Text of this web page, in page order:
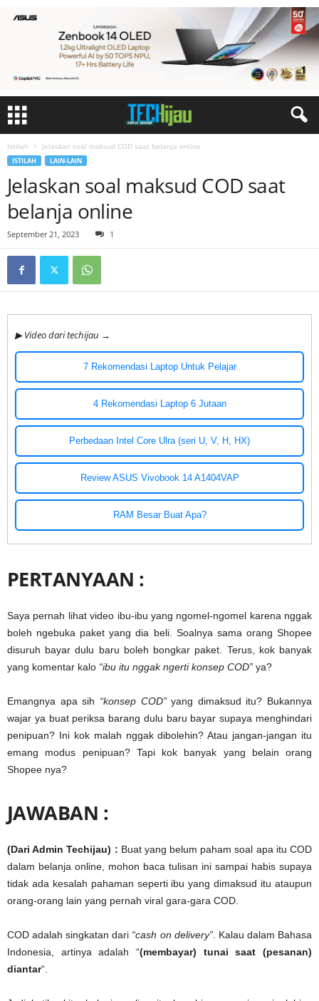
Istilah Jelaskan soal maksud COD saat belanja online
ISTILAH LAIN-LAIN
Jelaskan soal maksud COD saat
belanja online
September 21, 2023 1
▶ Video dari techijau →
7 Rekomendasi Laptop Untuk Pelajar
4 Rekomendasi Laptop 6 Jutaan
Perbedaan Intel Core Ulra (seri U, V, H, HX)
Review ASUS Vivobook 14 A1404VAP
RAM Besar Buat Apa?
PERTANYAAN :
Saya pernah lihat video ibu-ibu yang ngomel-ngomel karena nggak
boleh ngebuka paket yang dia beli. Soalnya sama orang Shopee
disuruh bayar dulu baru boleh bongkar paket. Terus, kok banyak
yang komentar kalo “ibu itu nggak ngerti konsep COD” ya?
Emangnya apa sih “konsep COD”yang dimaksud itu? Bukannya
wajar ya buat periksa barang dulu baru bayar supaya menghindari
penipuan? Ini kok malah nggak dibolehin? Atau jangan-jangan itu
emang modus penipuan? Tapi kok banyak yang belain orang
Shopee nya?
JAWABAN :
(Dari Admin Techijau) : Buat yang belum paham soal apa itu COD
dalam belanja online, mohon baca tulisan ini sampai habis supaya
tidak ada kesalah pahaman seperti ibu yang dimaksud itu ataupun
orang-orang lain yang pernah viral gara-gara COD.
COD adalah singkatan dari “cash on delivery”. Kalau dalam Bahasa
Indonesia, artinya adalah “(membayar) tunai saat (pesanan)
diantar“.